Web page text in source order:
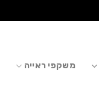
משקפי ראייה